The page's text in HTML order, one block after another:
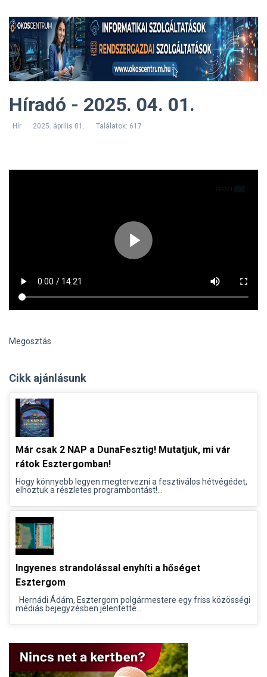
Híradó - 2025. 04. 01.
Hír 2025. április 01. Találatok: 617
Megosztás
Cikk ajánlásunk
Már csak 2 NAP a DunaFesztig! Mutatjuk, mi vár
rátok Esztergomban!
Hogy könnyebb legyen megtervezni a fesztiválos hétvégédet,
elhoztuk a részletes programbontást!...
Ingyenes strandolással enyhíti a hőséget
Esztergom
Hernádi Ádám, Esztergom polgármestere egy friss közösségi
médiás bejegyzésben jelentette...